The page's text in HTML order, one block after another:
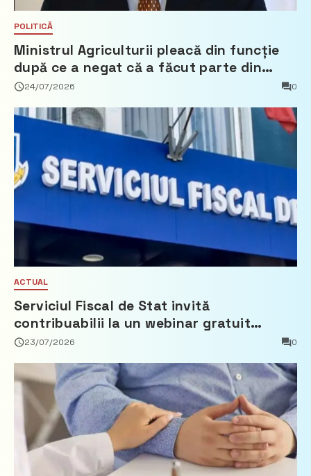
POLITICĂ
Ministrul Agriculturii pleacă din funcție
după ce a negat că a făcut parte din
Partidul Democrat
24/07/2026 0
ACTUAL
Serviciul Fiscal de Stat invită
contribuabilii la un webinar gratuit
privind calculul impozitului pe bunurile
23/07/2026 0